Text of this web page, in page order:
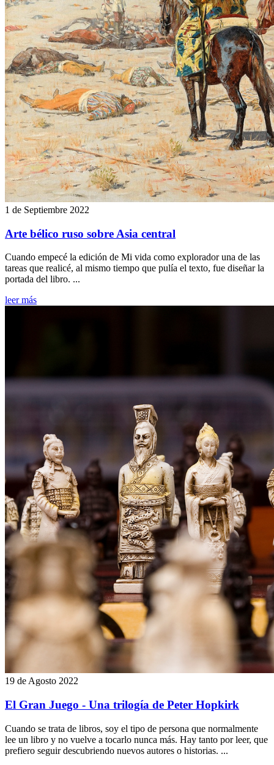
1 de Septiembre 2022
Arte bélico ruso sobre Asia central
Cuando empecé la edición de Mi vida como explorador una de las
tareas que realicé, al mismo tiempo que pulía el texto, fue diseñar la
portada del libro. ...
leer más
19 de Agosto 2022
El Gran Juego - Una trilogía de Peter Hopkirk
Cuando se trata de libros, soy el tipo de persona que normalmente
lee un libro y no vuelve a tocarlo nunca más. Hay tanto por leer, que
prefiero seguir descubriendo nuevos autores o historias. ...